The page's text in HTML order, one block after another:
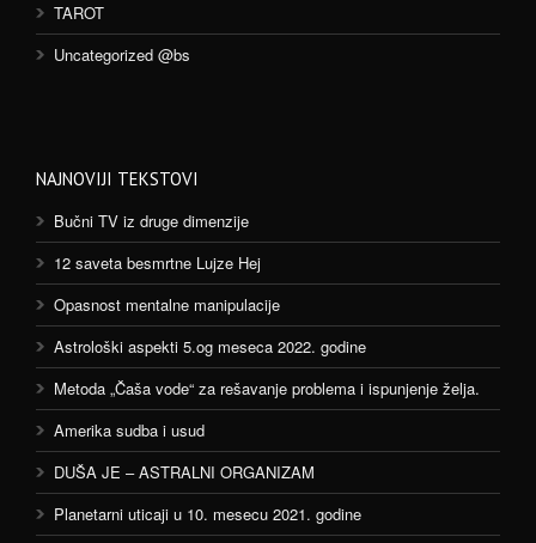
TAROT
Uncategorized @bs
NAJNOVIJI TEKSTOVI
Bučni TV iz druge dimenzije
12 saveta besmrtne Lujze Hej
Opasnost mentalne manipulacije
Astrološki aspekti 5.og meseca 2022. godine
Metoda „Čaša vode“ za rešavanje problema i ispunjenje želja.
Amerika sudba i usud
DUŠA JE – ASTRALNI ORGANIZAM
Planetarni uticaji u 10. mesecu 2021. godine